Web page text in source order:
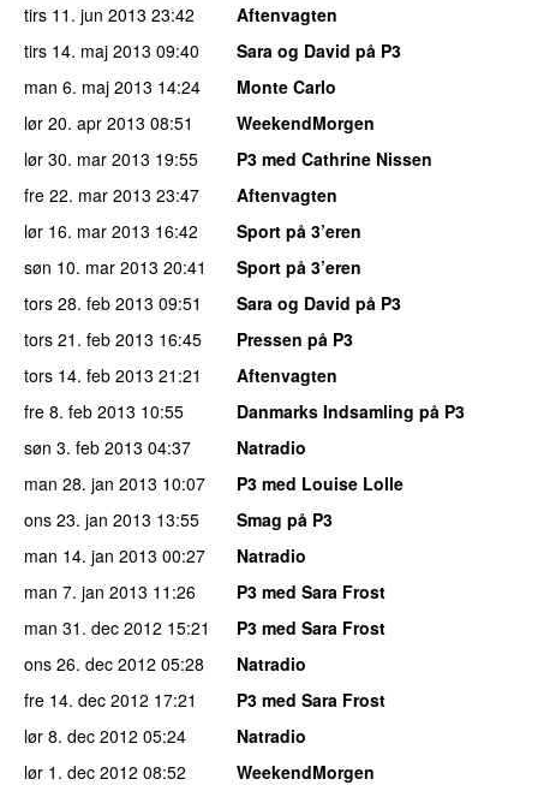
tirs 11. jun 2013 23:42
Aftenvagten
tirs 14. maj 2013 09:40
Sara og David på P3
man 6. maj 2013 14:24
Monte Carlo
lør 20. apr 2013 08:51
WeekendMorgen
lør 30. mar 2013 19:55
P3 med Cathrine Nissen
fre 22. mar 2013 23:47
Aftenvagten
lør 16. mar 2013 16:42
Sport på 3’eren
søn 10. mar 2013 20:41
Sport på 3’eren
tors 28. feb 2013 09:51
Sara og David på P3
tors 21. feb 2013 16:45
Pressen på P3
tors 14. feb 2013 21:21
Aftenvagten
fre 8. feb 2013 10:55
Danmarks Indsamling på P3
søn 3. feb 2013 04:37
Natradio
man 28. jan 2013 10:07
P3 med Louise Lolle
ons 23. jan 2013 13:55
Smag på P3
man 14. jan 2013 00:27
Natradio
man 7. jan 2013 11:26
P3 med Sara Frost
man 31. dec 2012 15:21
P3 med Sara Frost
ons 26. dec 2012 05:28
Natradio
fre 14. dec 2012 17:21
P3 med Sara Frost
lør 8. dec 2012 05:24
Natradio
lør 1. dec 2012 08:52
WeekendMorgen